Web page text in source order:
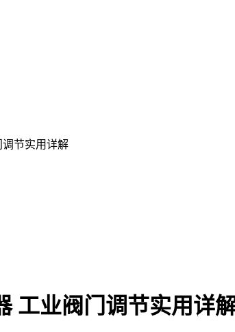
调节实用详解
工业阀门调节实用详